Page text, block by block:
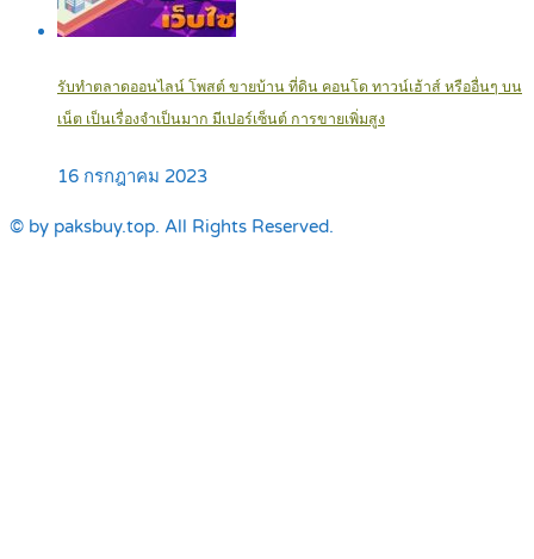
รับทำตลาดออนไลน์ โพสต์ ขายบ้าน ที่ดิน คอนโด ทาวน์เฮ้าส์ หรืออื่นๆ บน
เน็ต เป็นเรื่องจำเป็นมาก มีเปอร์เซ็นต์ การขายเพิ่มสูง
16 กรกฎาคม 2023
© by paksbuy.top. All Rights Reserved.